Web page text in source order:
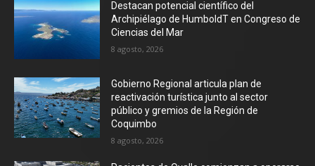
Destacan potencial científico del
Archipiélago de HumboldT en Congreso de
Ciencias del Mar
8 agosto, 2026
Gobierno Regional articula plan de
reactivación turística junto al sector
público y gremios de la Región de
Coquimbo
8 agosto, 2026